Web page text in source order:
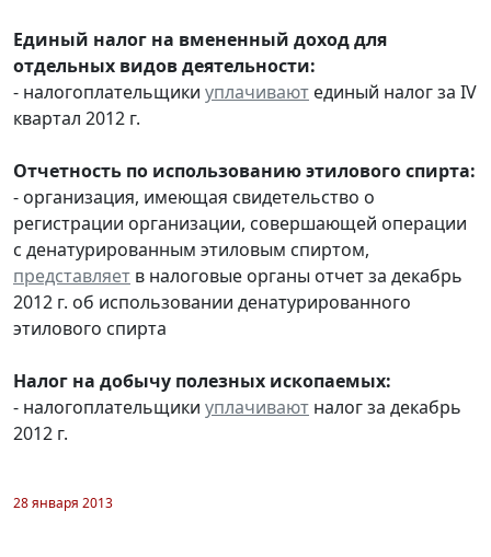
Единый налог на вмененный доход для
отдельных видов деятельности:
- налогоплательщики уплачивают единый налог за IV
квартал 2012 г.
Отчетность по использованию этилового спирта:
- организация, имеющая свидетельство о
регистрации организации, совершающей операции
с денатурированным этиловым спиртом,
представляет в налоговые органы отчет за декабрь
2012 г. об использовании денатурированного
этилового спирта
Налог на добычу полезных ископаемых:
- налогоплательщики уплачивают налог за декабрь
2012 г.
28 января 2013